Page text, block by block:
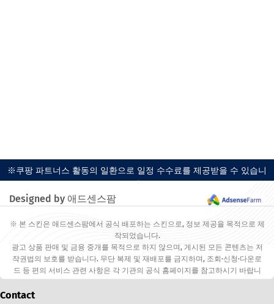
※쿠팡 파트너스 활동의 일환으로 일정 수수료를 제공받을 수 있습니
다.
Designed by 애드센스팜
※ 본 스킨은 애드센스팜에서 공식 배포하는 스킨으로, 정보 제공을 목적으로 제
작되었습니다.
광고 상품 판매 및 금융 중개를 목적으로 하지 않으며, 게시된 모든 콘텐츠는 저
작권법의 보호를 받습니다. 무단 복제 및 재배포를 금지하며, 조회·신청·다운로
드 등 편의 서비스 관련 사항은 각 기관의 공식 홈페이지를 참고하시기 바랍니
Contact